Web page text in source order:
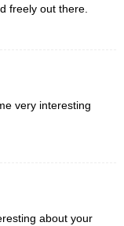
freely out there.
very interesting
about your